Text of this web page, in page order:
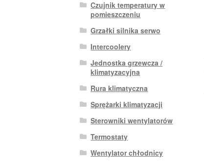
Czujnik temperatury w
pomieszczeniu
Grzałki silnika serwo
Intercoolery
Jednostka grzewcza /
klimatyzacyjna
Rura klimatyczna
Sprężarki klimatyzacji
Sterowniki wentylatorów
Termostaty
Wentylator chłodnicy